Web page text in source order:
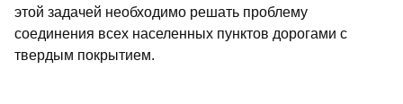
этой задачей необходимо решать проблему
соединения всех населенных пунктов дорогами с
твердым покрытием.